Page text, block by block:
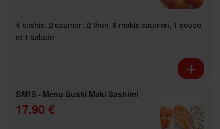
4 sushis, 2 saumon, 2 thon, 8 makis saumon, 1 soupe
et 1 salade.
SM15 - Menu Sushi Maki Sashimi
17.90 €